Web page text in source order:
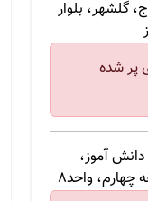
گلشهر، بلوار
پر شده
آموز،
واحد۸